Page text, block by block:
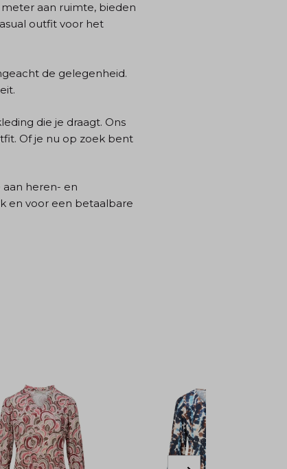
aan ruimte, bieden
outfit voor het
de gelegenheid.
die je draagt. Ons
Of je nu op zoek bent
heren- en
en voor een betaalbare